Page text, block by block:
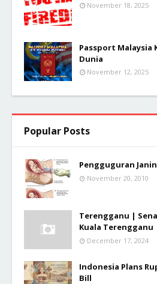
November 18, 2025
Passport Malaysia
Dunia
November 12, 2025
Popular Posts
Pengguguran Janin
November 20, 2010
Terengganu |
Kuala Terengganu
December 17, 2024
Indonesia Plans
Bill